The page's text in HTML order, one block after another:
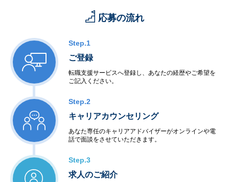
応募の流れ
Step.1
ご登録
転職支援サービスへ登録し、あなたの経歴やご希望を
ご記入ください。
Step.2
キャリアカウンセリング
あなた専任のキャリアアドバイザーがオンラインや電
話で面談をさせていただきます。
Step.3
求人のご紹介